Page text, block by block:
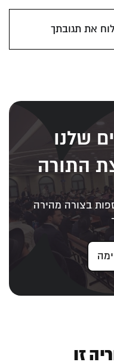
את תגובתך
שלנו
התורה
בצורה מהירה
זו